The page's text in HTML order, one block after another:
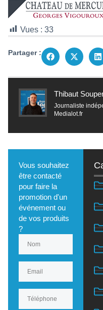
Vues : 33
Partager :
Thibaut
Journaliste
Medialot.fr
Vous souhaitez
être contacté
pour faire la
promotion d'un
événement ou
de vos produits
?